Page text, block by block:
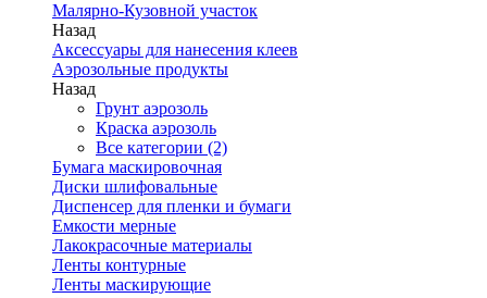
Малярно-Кузовной участок
Назад
Аксессуары для нанесения клеев
Аэрозольные продукты
Назад
Грунт аэрозоль
Краска аэрозоль
Все категории (2)
Бумага маскировочная
Диски шлифовальные
Диспенсер для пленки и бумаги
Емкости мерные
Лакокрасочные материалы
Ленты контурные
Ленты маскирующие